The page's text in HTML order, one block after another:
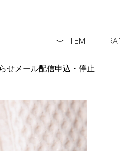
ITEM
せメール配信申込・停止